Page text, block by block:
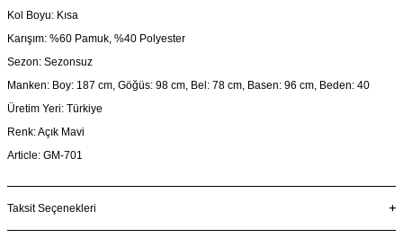
Kol Boyu: Kısa
Karışım: %60 Pamuk, %40 Polyester
Sezon: Sezonsuz
Manken: Boy: 187 cm, Göğüs: 98 cm, Bel: 78 cm, Basen: 96 cm, Beden: 40
Üretim Yeri: Türkiye
Renk: Açık Mavi
Article: GM-701
Taksit Seçenekleri